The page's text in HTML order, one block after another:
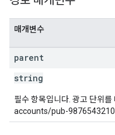
매개변수
parent
string
필수 항목입니다. 광고 단위
accounts/pub-